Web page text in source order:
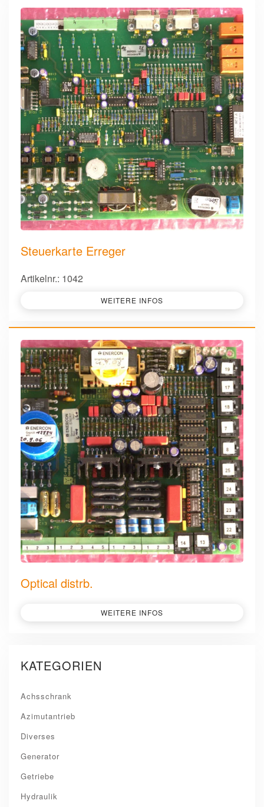
Steuerkarte Erreger
Artikelnr.: 1042
WEITERE INFOS
Optical distrb.
WEITERE INFOS
KATEGORIEN
Achsschrank
Azimutantrieb
Diverses
Generator
Getriebe
Hydraulik